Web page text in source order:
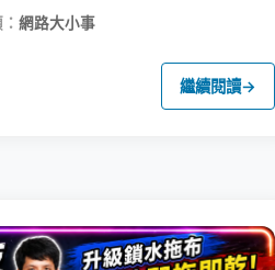
網路大小事
繼續閱讀→